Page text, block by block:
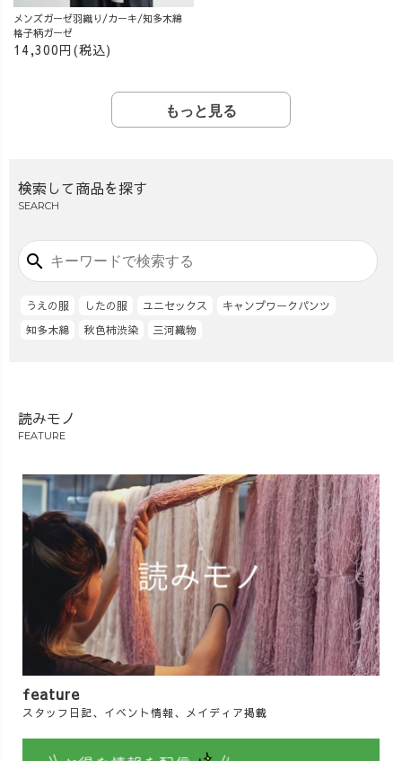
メンズガーゼ羽織り/カーキ/知多木綿
格子柄ガーゼ
14,300円(税込)
もっと見る
検索して商品を探す
SEARCH
search
うえの服 したの服 ユニセックス
キャンプワークパンツ
知多木綿
秋色柿渋染 三河織物
読みモノ
FEATURE
feature
スタッフ日記、イベント情報、メイディア掲載